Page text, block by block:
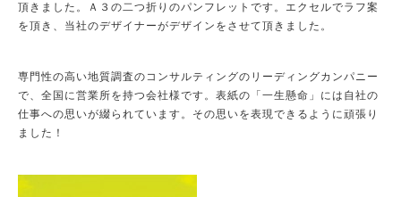
頂きました。Ａ３の二つ折りのパンフレットです。エクセルでラフ案
を頂き、当社のデザイナーがデザインをさせて頂きました。
専門性の高い地質調査のコンサルティングのリーディングカンパニー
で、全国に営業所を持つ会社様です。表紙の「一生懸命」には自社の
仕事への思いが綴られています。その思いを表現できるように頑張り
ました！